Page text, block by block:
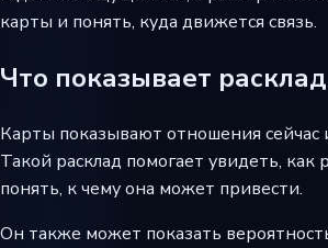
карты и понять, куда движется связь.
Что показывает расклад
Карты показывают отношения сейчас
Такой расклад помогает увидеть, как
понять, к чему она может привести.
Он также может показать